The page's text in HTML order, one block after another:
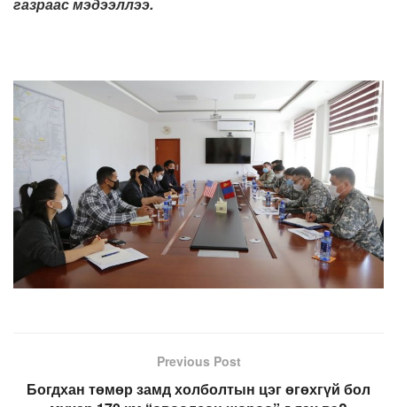
Previous Post
Богдхан төмөр замд холболтын цэг өгөхгүй бол